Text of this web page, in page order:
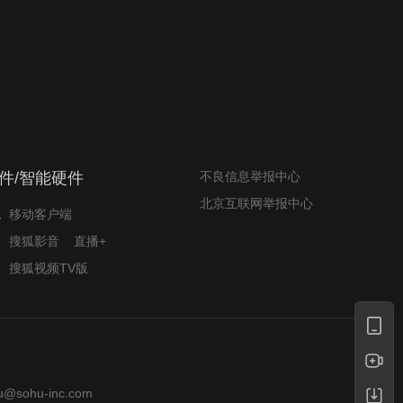
/智能硬件
移动客户端
搜狐影音
直播+
搜狐视频TV版
不良信息举报中心
北京互联网举报中心
inc.com